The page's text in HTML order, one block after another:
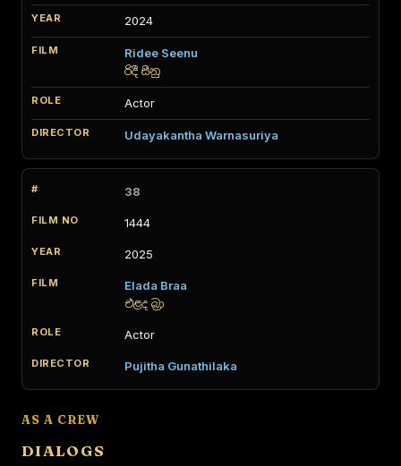
2024
Ridee Seenu
රිදී සීනු
Actor
Udayakantha Warnasuriya
38
1444
2025
Elada Braa
එළද බ්‍රා
Actor
Pujitha Gunathilaka
AS A CREW
DIALOGS